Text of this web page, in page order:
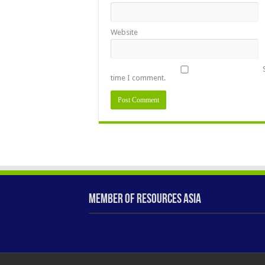
Website
time I comment.
Member of Resources Asia